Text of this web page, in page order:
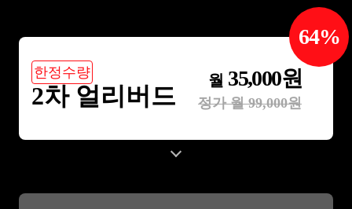
한정수량
2차 얼리버드
월 35,000원
정가 월99,000원
64%